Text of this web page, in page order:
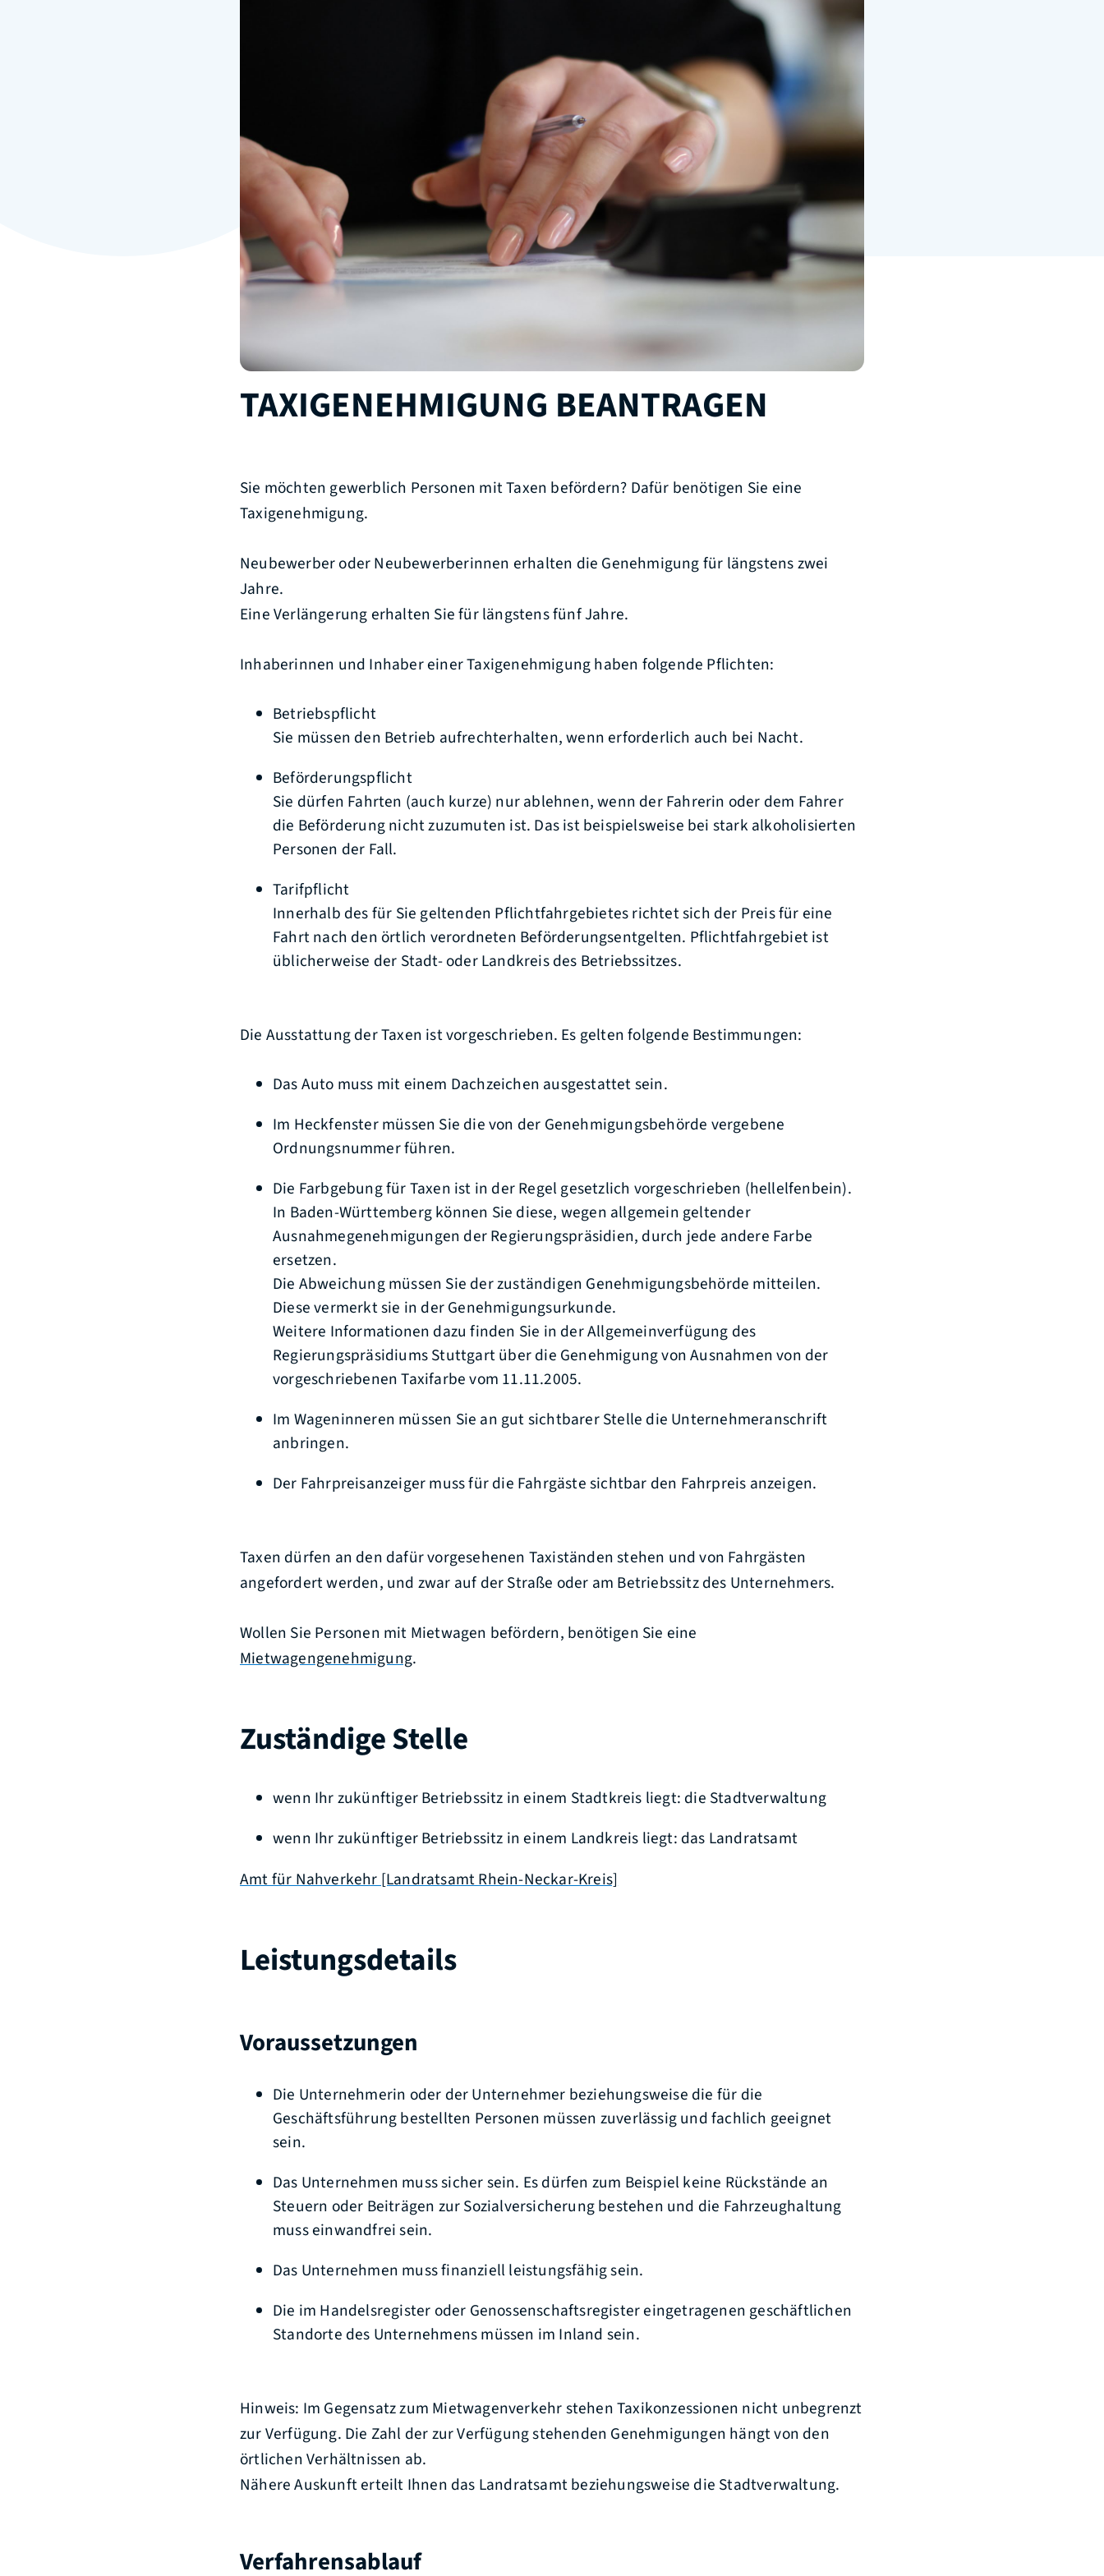
TAXIGENEHMIGUNG BEANTRAGEN
Sie möchten gewerblich Personen mit Taxen befördern? Dafür benötigen Sie eine
Taxigenehmigung.
Neubewerber oder Neubewerberinnen erhalten die Genehmigung für längstens zwei
Jahre.
Eine Verlängerung erhalten Sie für längstens fünf Jahre.
Inhaberinnen und Inhaber einer Taxigenehmigung haben folgende Pflichten:
Betriebspflicht
Sie müssen den Betrieb aufrechterhalten, wenn erforderlich auch bei Nacht.
Beförderungspflicht
Sie dürfen Fahrten (auch kurze) nur ablehnen, wenn der Fahrerin oder dem Fahrer
die Beförderung nicht zuzumuten ist. Das ist beispielsweise bei stark alkoholisierten
Personen der Fall.
Tarifpflicht
Innerhalb des für Sie geltenden Pflichtfahrgebietesrichtet sich der Preis für eine
Fahrt nach den örtlich verordneten Beförderungsentgelten. Pflichtfahrgebiet ist
üblicherweise der Stadt- oder Landkreis des Betriebssitzes.
Die Ausstattung der Taxen ist vorgeschrieben. Es gelten folgende Bestimmungen:
Das Auto muss mit einem Dachzeichen ausgestattet sein.
Im Heckfenster müssen Sie die von der Genehmigungsbehörde vergebene
Ordnungsnummer führen.
Die Farbgebung für Taxen ist in der Regel gesetzlich vorgeschrieben (hellelfenbein).
In Baden-Württemberg können Sie diese, wegen allgemein geltender
Ausnahmegenehmigungen der Regierungspräsidien, durch jede andere Farbe
ersetzen.
Die Abweichung müssen Sie der zuständigen Genehmigungsbehörde mitteilen.
Diese vermerkt sie in der Genehmigungsurkunde.
Weitere Informationen dazu finden Sie in der Allgemeinverfügung des
Regierungspräsidiums Stuttgart über die Genehmigung von Ausnahmen von der
vorgeschriebenen Taxifarbe vom 11.11.2005.
Im Wageninneren müssen Sie an gut sichtbarer Stelle die Unternehmeranschrift
anbringen.
Der Fahrpreisanzeiger muss für die Fahrgäste sichtbar den Fahrpreis anzeigen.
Taxen dürfen an den dafür vorgesehenen Taxiständen stehen und von Fahrgästen
angefordert werden, und zwar auf der Straße oder am Betriebssitz des Unternehmers.
Wollen Sie Personen mit Mietwagen befördern, benötigen Sie eine
Mietwagengenehmigung.
Zuständige Stelle
wenn Ihr zukünftiger Betriebssitz in einem Stadtkreis liegt: die Stadtverwaltung
wenn Ihr zukünftiger Betriebssitz in einem Landkreis liegt: das Landratsamt
Amt für Nahverkehr [Landratsamt Rhein-Neckar-Kreis]
Leistungsdetails
Voraussetzungen
Die Unternehmerin oder der Unternehmer beziehungsweise die für die
Geschäftsführung bestellten Personen müssen zuverlässig und fachlich geeignet
sein.
Das Unternehmen muss sicher sein. Es dürfen zum Beispiel keine Rückstände an
Steuern oder Beiträgen zur Sozialversicherung bestehen und die Fahrzeughaltung
muss einwandfrei sein.
Das Unternehmen muss finanziell leistungsfähig sein.
Die im Handelsregister oder Genossenschaftsregister eingetragenen geschäftlichen
Standorte des Unternehmens müssen im Inland sein.
Hinweis: Im Gegensatz zum Mietwagenverkehr stehen Taxikonzessionen nicht unbegrenzt
zur Verfügung. Die Zahl der zur Verfügung stehenden Genehmigungen hängt von den
örtlichen Verhältnissen ab.
Nähere Auskunft erteilt Ihnen das Landratsamt beziehungsweise die Stadtverwaltung.
Verfahrensablauf